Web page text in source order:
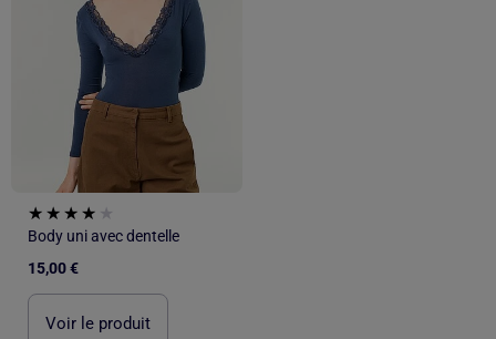
Body uni avec dentelle
15,00 €
Voir le produit